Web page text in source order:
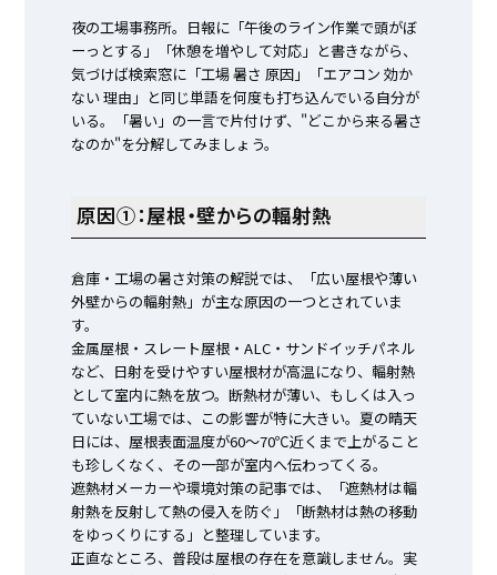
夜の工場事務所。日報に「午後のライン作業で頭がぼ
ーっとする」「休憩を増やして対応」と書きながら、
気づけば検索窓に「工場 暑さ 原因」「エアコン 効か
ない 理由」と同じ単語を何度も打ち込んでいる自分が
いる。「暑い」の一言で片付けず、"どこから来る暑さ
なのか"を分解してみましょう。
原因①：屋根・壁からの輻射熱
倉庫・工場の暑さ対策の解説では、「広い屋根や薄い
外壁からの輻射熱」が主な原因の一つとされていま
す。
金属屋根・スレート屋根・ALC・サンドイッチパネル
など、日射を受けやすい屋根材が高温になり、輻射熱
として室内に熱を放つ。断熱材が薄い、もしくは入っ
ていない工場では、この影響が特に大きい。夏の晴天
日には、屋根表面温度が60〜70℃近くまで上がること
も珍しくなく、その一部が室内へ伝わってくる。
遮熱材メーカーや環境対策の記事では、「遮熱材は輻
射熱を反射して熱の侵入を防ぐ」「断熱材は熱の移動
をゆっくりにする」と整理しています。
正直なところ、普段は屋根の存在を意識しません。実